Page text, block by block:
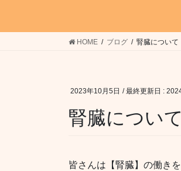
HOME ブログ 腎臓について
2023年10月5日 / 最終更新日 :
腎臓について
皆さんは【腎臓】の働き